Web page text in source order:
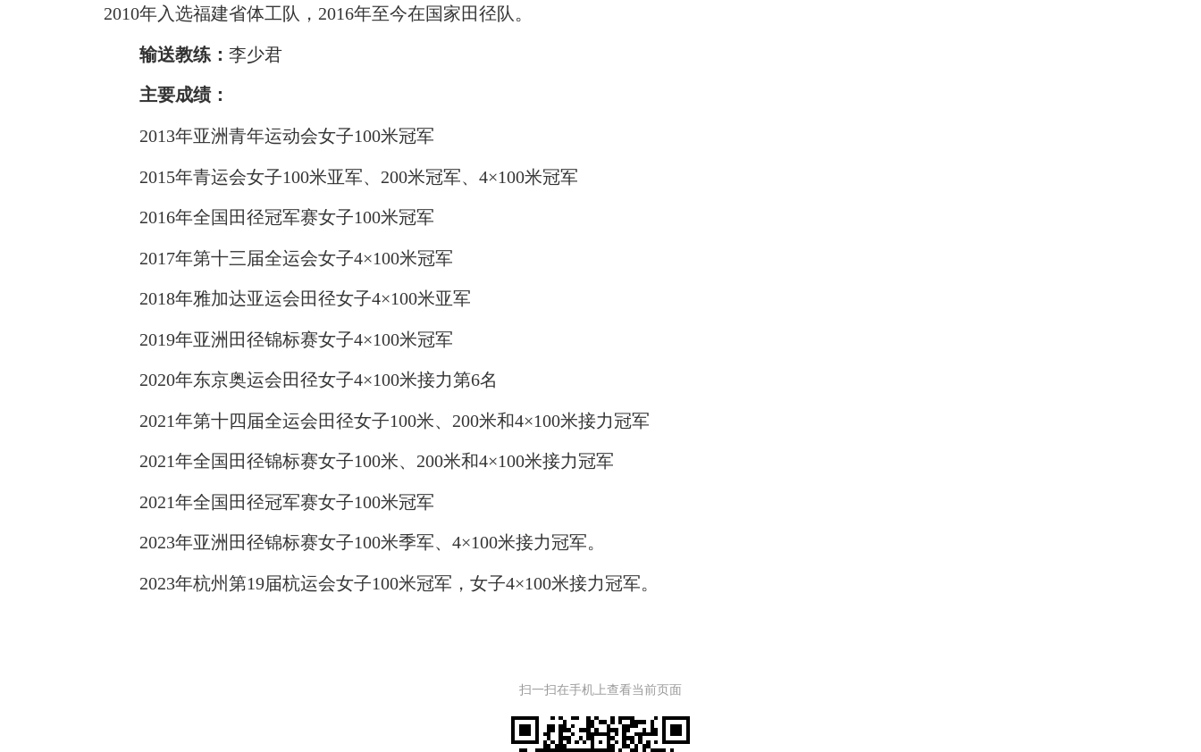
2010年入选福建省体工队，2016年至今在国家田径队。
输送教练：李少君
主要成绩：
2013年亚洲青年运动会女子100米冠军
2015年青运会女子100米亚军、200米冠军、4×100米冠军
2016年全国田径冠军赛女子100米冠军
2017年第十三届全运会女子4×100米冠军
2018年雅加达亚运会田径女子4×100米亚军
2019年亚洲田径锦标赛女子4×100米冠军
2020年东京奥运会田径女子4×100米接力第6名
2021年第十四届全运会田径女子100米、200米和4×100米接力冠军
2021年全国田径锦标赛女子100米、200米和4×100米接力冠军
2021年全国田径冠军赛女子100米冠军
2023年亚洲田径锦标赛女子100米季军、4×100米接力冠军。
2023年杭州第19届杭运会女子100米冠军，女子4×100米接力冠军。
扫一扫在手机上查看当前页面